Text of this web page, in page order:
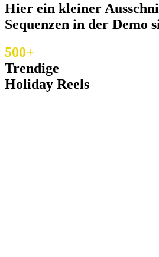
Hier ein kleiner
Sequenzen in der Demo
500+
Trendige
Holiday Reels